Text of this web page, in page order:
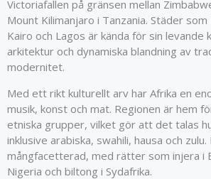
Victoriafallen på gränsen mellan
Mount Kilimanjaro i Tanzania. Städer
Kairo och Lagos är kända för sin levande
arkitektur och dynamiska blandning av
modernitet.
Med ett rikt kulturellt arv har Afrika en
musik, konst och mat. Regionen är hem
etniska grupper, vilket gör att det talas
inklusive arabiska, swahili, hausa och
mångfacetterad, med rätter som injera i
Nigeria och biltong i Sydafrika.